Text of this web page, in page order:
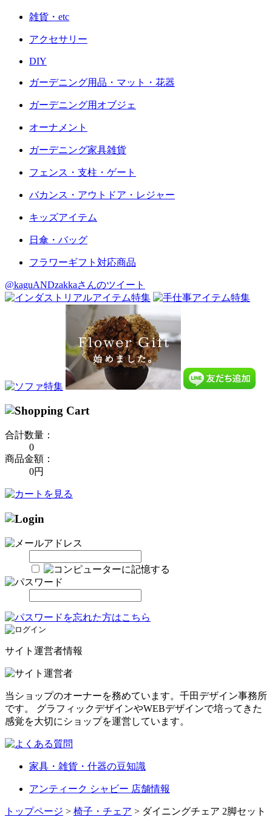
雑貨・etc
アクセサリー
DIY
ガーデニング用品・マット・花器
ガーデニング用オブジェ
オーナメント
ガーデニング家具雑貨
フェンス・支柱・ゲート
バカンス・アウトドア・レジャー
キッズアイテム
日傘・バッグ
フラワーギフト対応商品
@kaguANDzakkaさんのツイート
合計数量：
0
商品金額：
0円
サイト運営者情報
当ショップのオーナーを務めています。千田デザイン事務所
です。 グラフィックデザインやWEBデザインで培ってきた
感覚を大切にショップを運営しています。
家具・雑貨・什器の豆知識
アンティーク シャビー 店舗情報
トップページ > 椅子・チェア > ダイニングチェア 2脚セット